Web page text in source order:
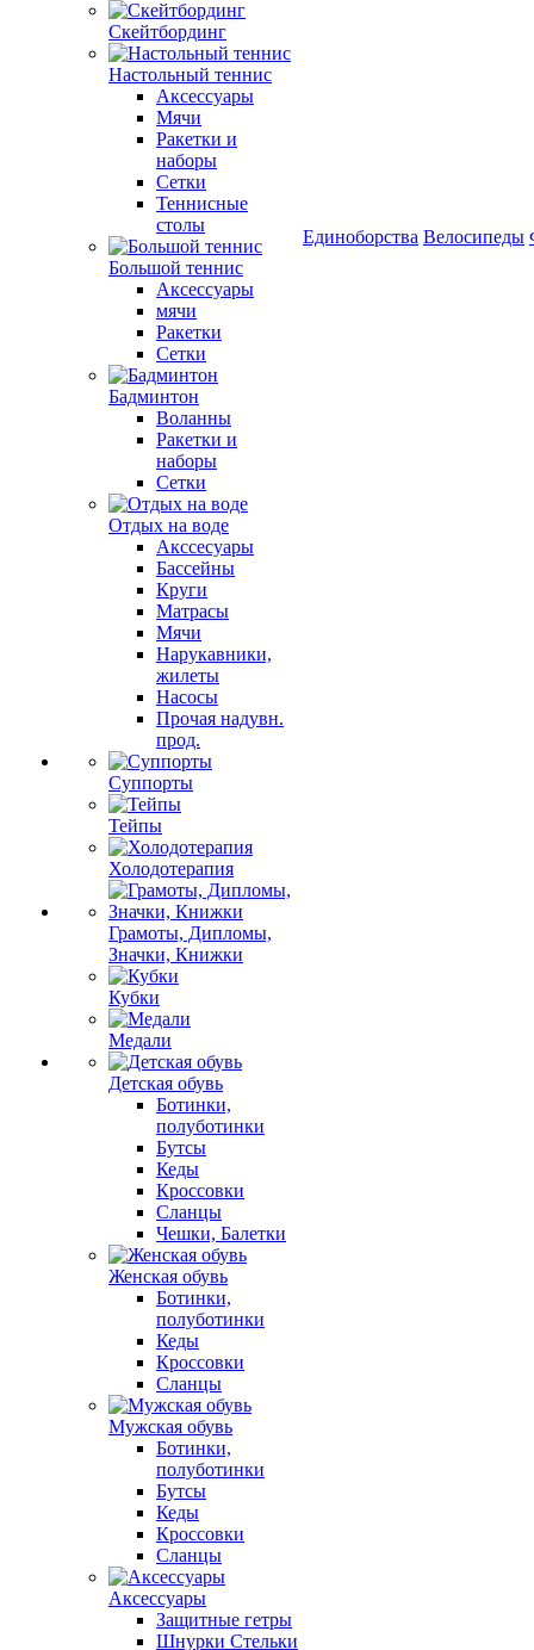
Скейтбординг
Настольный теннис
Аксессуары
Мячи
Ракетки и
наборы
Сетки
Теннисные
столы
Большой теннис
Аксессуары
мячи
Ракетки
Сетки
Бадминтон
Воланны
Ракетки и
наборы
Сетки
Отдых на воде
Акссесуары
Бассейны
Круги
Матрасы
Мячи
Нарукавники,
жилеты
Насосы
Прочая надувн.
прод.
Суппорты
Тейпы
Холодотерапия
Грамоты, Дипломы,
Значки, Книжки
Кубки
Медали
Детская обувь
Ботинки,
полуботинки
Бутсы
Кеды
Кроссовки
Сланцы
Чешки, Балетки
Женская обувь
Ботинки,
полуботинки
Кеды
Кроссовки
Сланцы
Мужская обувь
Ботинки,
полуботинки
Бутсы
Кеды
Кроссовки
Сланцы
Аксессуары
Защитные гетры
Шнурки Стельки
Единоборства Велосипеды